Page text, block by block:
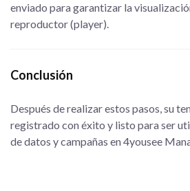
enviado para garantizar la
reproductor (player).
Conclusión
Después de realizar estos pasos, su
registrado con éxito y listo para ser
de datos y campañas en 4yousee